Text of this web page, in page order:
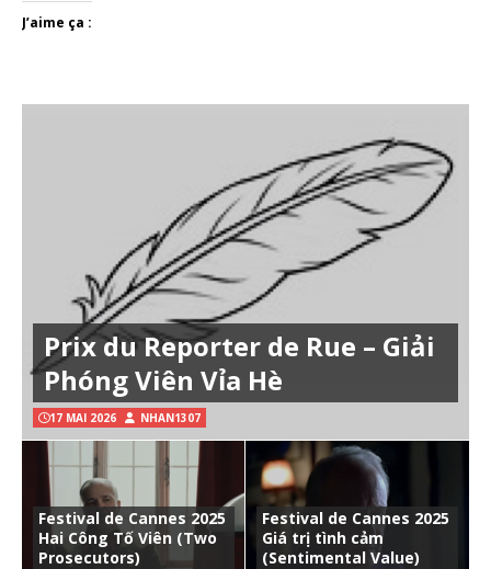
J’aime ça :
Prix du Reporter de Rue – Giải
Phóng Viên Vỉa Hè
17 MAI 2026 NHAN1307
Festival de Cannes 2025
Hai Công Tố Viên (Two
Prosecutors)
Festival de Cannes 2025
Giá trị tình cảm
(Sentimental Value)